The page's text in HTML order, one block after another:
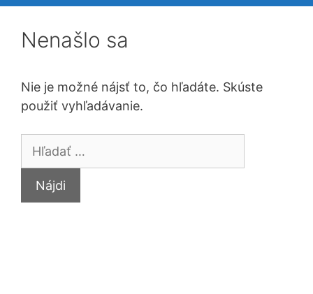
Nenašlo sa
Nie je možné nájsť to, čo hľadáte. Skúste
použiť vyhľadávanie.
Hľadať: